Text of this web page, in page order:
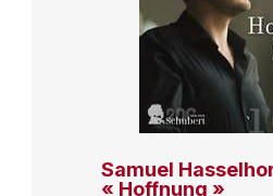
Samuel
« Hoffnung »